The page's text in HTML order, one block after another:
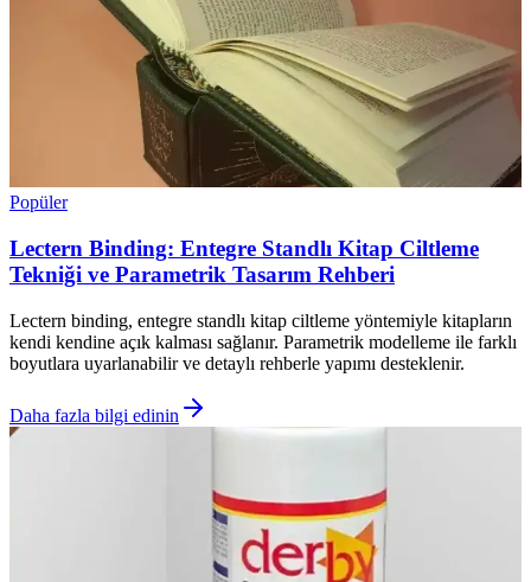
Popüler
Lectern Binding: Entegre Standlı Kitap Ciltleme
Tekniği ve Parametrik Tasarım Rehberi
Lectern binding, entegre standlı kitap ciltleme yöntemiyle kitapların
kendi kendine açık kalması sağlanır. Parametrik modelleme ile farklı
boyutlara uyarlanabilir ve detaylı rehberle yapımı desteklenir.
Daha fazla bilgi edinin